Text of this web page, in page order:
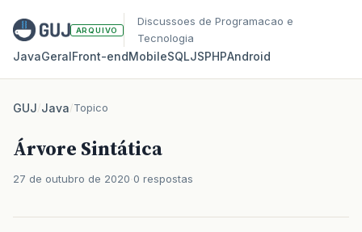
ARQUIVO
Discussoes de Programacao e
Tecnologia
JavaGeralFront‑endMobileSQLJSPHPAndroid
GUJ/Java/Topico
Árvore Sintática
27 de outubro de 2020 0 respostas